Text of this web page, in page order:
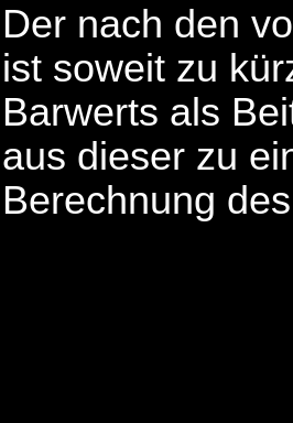
Der nach den
ist soweit zu
Barwerts als
aus dieser zu
Berechnung